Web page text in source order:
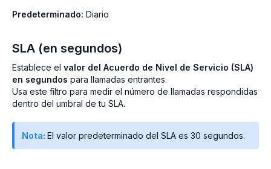
Predeterminado: Diario
SLA (en segundos)
Establece el valor del Acuerdo de Nivel de Servicio (SLA)
en segundos para llamadas entrantes.
Usa este filtro para medir el número de llamadas respondidas
dentro del umbral de tu SLA.
Nota: El valor predeterminado del SLA es 30 segundos.